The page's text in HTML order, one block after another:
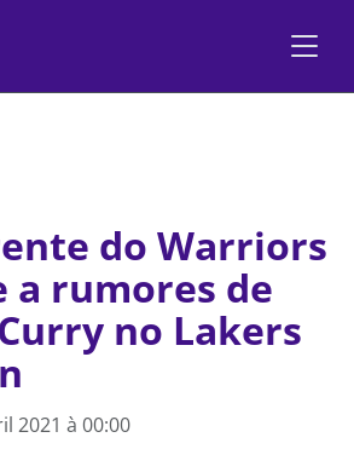
do Warriors
a rumores de
no Lakers
2021 à 00:00